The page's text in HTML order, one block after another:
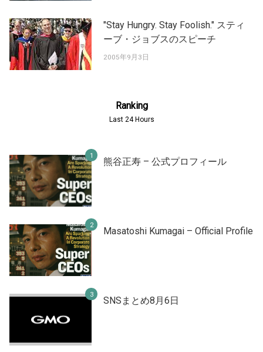
"Stay Hungry. Stay Foolish." スティ
ーブ・ジョブスのスピーチ
2005年9月3日
Ranking
Last 24 Hours
熊谷正寿 – 公式プロフィール
Masatoshi Kumagai – Official Profile
SNSまとめ8月6日